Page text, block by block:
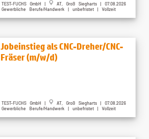
TEST-FUCHS GmbH |
AT, Groß Siegharts | 07.08.2026
Gewerbliche Berufe/Handwerk | unbefristet | Vollzeit
Jobeinstieg als CNC-Dreher/CNC-
Fräser (m/w/d)
TEST-FUCHS GmbH |
AT, Groß Siegharts | 07.08.2026
Gewerbliche Berufe/Handwerk | unbefristet | Vollzeit